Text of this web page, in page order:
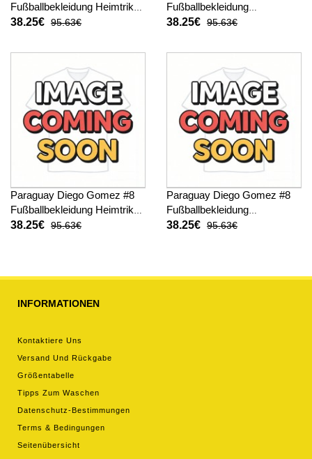
Fußballbekleidung Heimtrikot
WM 2026 Kurzarm
38.25€ 95.63€
Fußballbekleidung
Auswärtstrikot WM 2026
38.25€ 95.63€
Paraguay Diego Gomez #8
Fußballbekleidung Heimtrikot
WM 2026 Kurzarm
38.25€ 95.63€
Paraguay Diego Gomez #8
Fußballbekleidung
Auswärtstrikot WM 2026
38.25€ 95.63€
INFORMATIONEN
Kontaktiere Uns
Versand Und Rückgabe
Größentabelle
Tipps Zum Waschen
Datenschutz-Bestimmungen
Terms & Bedingungen
Seitenübersicht